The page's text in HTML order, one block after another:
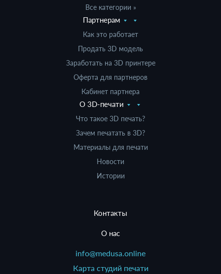
Все категории »
Партнерам
Как это работает
Продать 3D модель
Заработать на 3D принтере
Оферта для партнеров
Кабинет партнера
О 3D-печати
Что такое 3D печать?
Зачем печатать в 3D?
Материалы для печати
Новости
Истории
Контакты
О нас
info@medusa.online
Карта студий печати